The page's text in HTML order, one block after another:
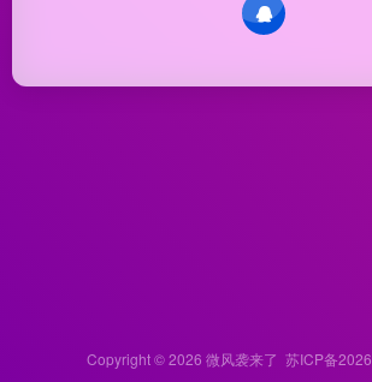
Copyright © 2026 微风袭来了 苏ICP备